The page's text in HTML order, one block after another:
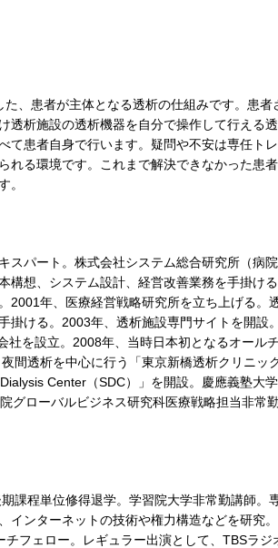
、患者が主体となる透析の仕組みです。患者
透析施設の透析機器を自分で操作して行える
て患者自身で行います。疑問や不安は専任ト
れる環境です。これまで解決できなかった患
。
スパート。株式会社システム総合研究所（病
想、システム設計、経営改善業務を手掛ける
2001年、医療経営戦略研究所を立ち上げる。
ける。2003年、透析施設専門サイトを開設。
を設立。2008年、当時日本初となるオール
間透析を中心に行う「東京新橋透析クリニック
Center（SDC）」を開設。慶應義塾大
グローバルビジネス研究科医療戦略担当非常
課程単位修得退学。学習院大学非常勤講師。
インターネットの技術や権力構造などを研究
フェロー。レギュラー出演として、TBSラジ